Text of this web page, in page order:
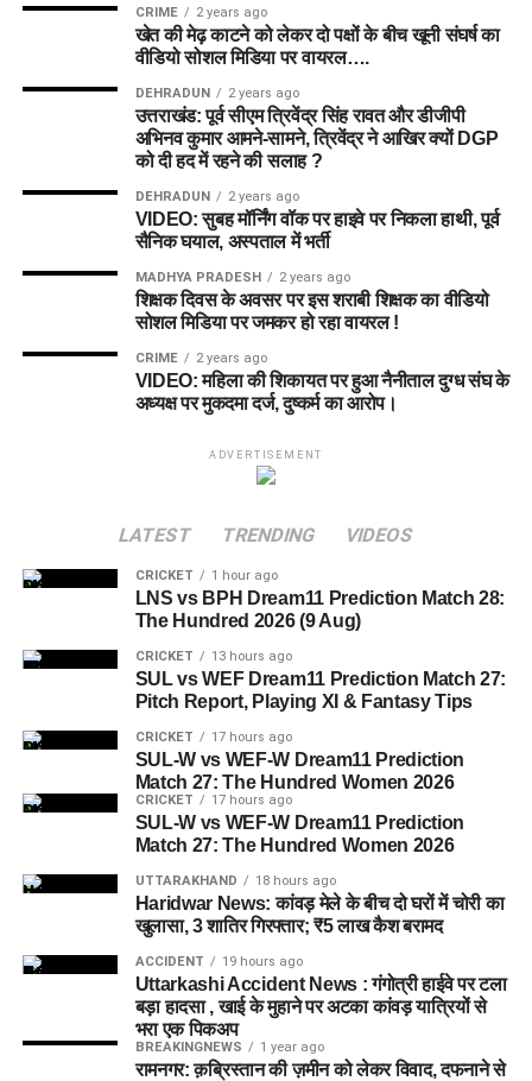
CRIME 2 years ago
खेत की मेढ़ काटने को लेकर दो पक्षों के बीच खूनी संघर्ष का
वीडियो सोशल मिडिया पर वायरल….
DEHRADUN 2 years ago
उत्तराखंड: पूर्व सीएम त्रिवेंद्र सिंह रावत और डीजीपी
अभिनव कुमार आमने-सामने, त्रिवेंद्र ने आखिर क्यों DGP
को दी हद में रहने की सलाह ?
DEHRADUN 2 years ago
VIDEO: सुबह मॉर्निंग वॉक पर हाइवे पर निकला हाथी, पूर्व
सैनिक घयाल, अस्पताल में भर्ती
MADHYA PRADESH 2 years ago
शिक्षक दिवस के अवसर पर इस शराबी शिक्षक का वीडियो
सोशल मिडिया पर जमकर हो रहा वायरल !
CRIME 2 years ago
VIDEO: महिला की शिकायत पर हुआ नैनीताल दुग्ध संघ के
अध्यक्ष पर मुकदमा दर्ज, दुष्कर्म का आरोप।
ADVERTISEMENT
LATEST TRENDING VIDEOS
CRICKET 1 hour ago
LNS vs BPH Dream11 Prediction Match 28:
The Hundred 2026 (9 Aug)
CRICKET 13 hours ago
SUL vs WEF Dream11 Prediction Match 27:
Pitch Report, Playing XI & Fantasy Tips
CRICKET 17 hours ago
SUL-W vs WEF-W Dream11 Prediction
Match 27: The Hundred Women 2026
CRICKET 17 hours ago
SUL-W vs WEF-W Dream11 Prediction
Match 27: The Hundred Women 2026
UTTARAKHAND 18 hours ago
Haridwar News: कांवड़ मेले के बीच दो घरों में चोरी का
खुलासा, 3 शातिर गिरफ्तार; ₹5 लाख कैश बरामद
ACCIDENT 19 hours ago
Uttarkashi Accident News : गंगोत्री हाईवे पर टला
बड़ा हादसा , खाई के मुहाने पर अटका कांवड़ यात्रियों से
भरा एक पिकअप
BREAKINGNEWS 1 year ago
रामनगर: क़ब्रिस्तान की ज़मीन को लेकर विवाद, दफनाने से